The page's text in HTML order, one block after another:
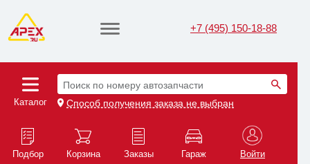
+7 (495) 150-18-88
Каталог
Поиск по номеру автозапчасти
Способ получения заказа не выбран
Подбор Корзина Заказы Гараж Войти